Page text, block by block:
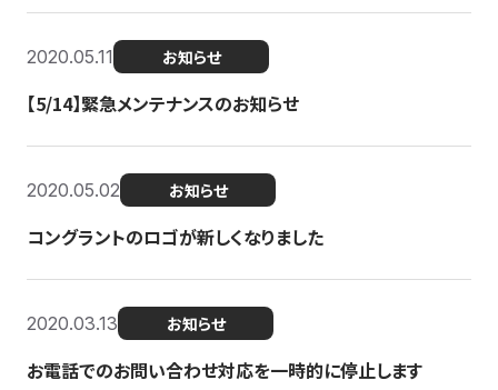
2020.05.11 お知らせ
【5/14】緊急メンテナンスのお知らせ
2020.05.02 お知らせ
コングラントのロゴが新しくなりました
2020.03.13 お知らせ
お電話でのお問い合わせ対応を一時的に停止します